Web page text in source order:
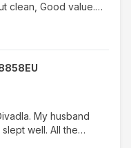
clean, Good value.
Would stay here
My husband
well. All the